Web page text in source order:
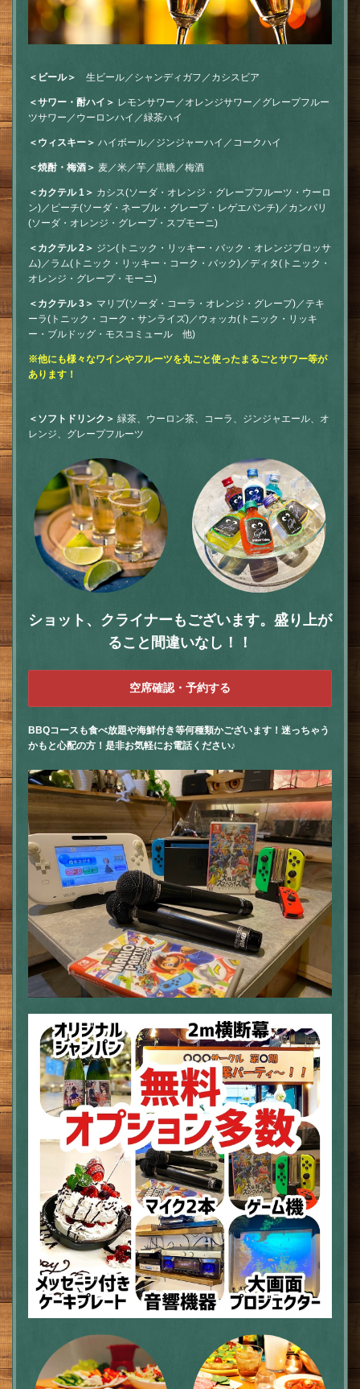
＜ビール＞ 生ビール／シャンディガフ／カシスビア
＜サワー・酎ハイ＞ レモンサワー／オレンジサワー／グレープフルー
ツサワー／ウーロンハイ／緑茶ハイ
＜ウィスキー＞ ハイボール／ジンジャーハイ／コークハイ
＜焼酎・梅酒＞ 麦／米／芋／黒糖／梅酒
＜カクテル 1＞ カシス(ソーダ・オレンジ・グレープフルーツ・ウーロ
ン)／ピーチ(ソーダ・ネーブル・グレープ・レゲエパンチ)／カンパリ
(ソーダ・オレンジ・グレープ・スプモーニ)
＜カクテル 2＞ ジン(トニック・リッキー・バック・オレンジブロッサ
ム)／ラム(トニック・リッキー・コーク・バック)／ディタ(トニック・
オレンジ・グレープ・モーニ)
＜カクテル 3＞ マリブ(ソーダ・コーラ・オレンジ・グレープ)／テキ
ーラ(トニック・コーク・サンライズ)／ウォッカ(トニック・リッキ
ー・ブルドッグ・モスコミュール 他)
※他にも様々なワインやフルーツを丸ごと使ったまるごとサワー等が
あります！
＜ソフトドリンク＞ 緑茶、ウーロン茶、コーラ、ジンジャエール、オ
レンジ、グレープフルーツ
ショット、クライナーもございます。盛り上が
ること間違いなし！！
空席確認・予約する
BBQコースも食べ放題や海鮮付き等何種類かございます！迷っちゃう
かもと心配の方！是非お気軽にお電話ください♪